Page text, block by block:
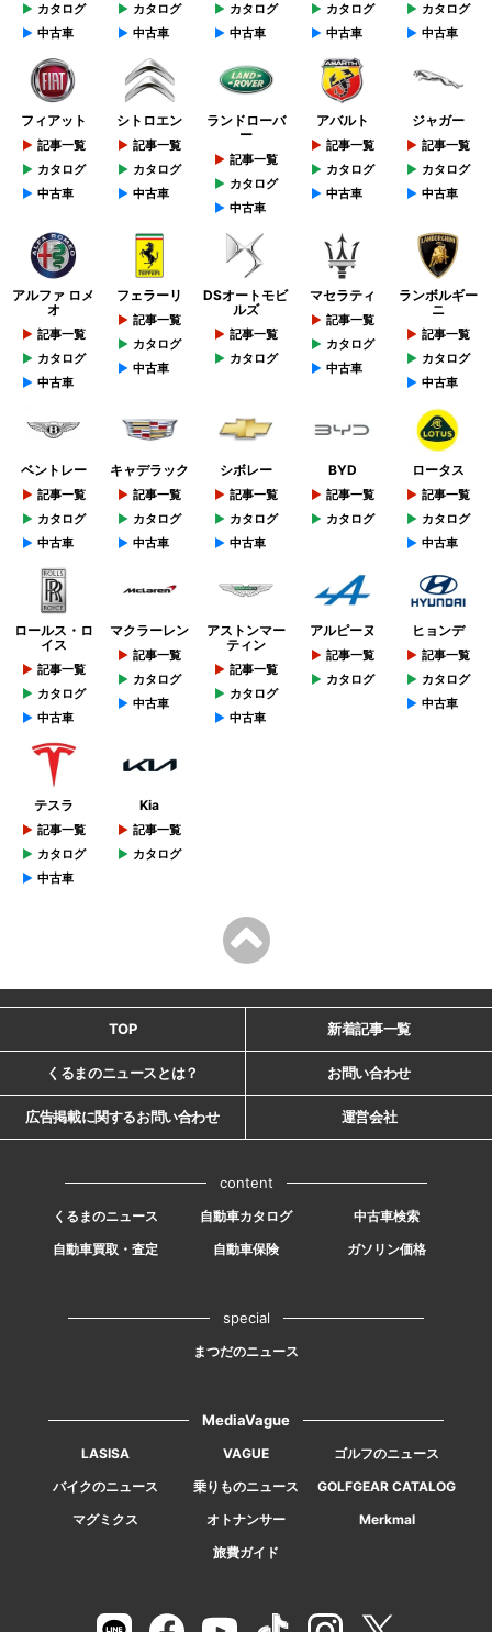
カタログ
中古車
カタログ
中古車
カタログ
中古車
カタログ
中古車
カタログ
中古車
フィアット
記事一覧
カタログ
中古車
シトロエン
記事一覧
カタログ
中古車
ランドローバ
ー
記事一覧
カタログ
中古車
アバルト
記事一覧
カタログ
中古車
ジャガー
記事一覧
カタログ
中古車
アルファ ロメ
オ
記事一覧
カタログ
中古車
フェラーリ
記事一覧
カタログ
中古車
DSオートモビ
ルズ
記事一覧
カタログ
マセラティ
記事一覧
カタログ
中古車
ランボルギー
ニ
記事一覧
カタログ
中古車
ベントレー
記事一覧
カタログ
中古車
キャデラック
記事一覧
カタログ
中古車
シボレー
記事一覧
カタログ
中古車
BYD
記事一覧
カタログ
ロータス
記事一覧
カタログ
中古車
ロールス・ロ
イス
記事一覧
カタログ
中古車
マクラーレン
記事一覧
カタログ
中古車
アストンマー
ティン
記事一覧
カタログ
中古車
アルピーヌ
記事一覧
カタログ
ヒョンデ
記事一覧
カタログ
中古車
テスラ
記事一覧
カタログ
中古車
Kia
記事一覧
カタログ
TOP 新着記事一覧
くるまのニュースとは？ お問い合わせ
広告掲載に関するお問い合わせ 運営会社
content
くるまのニュース 自動車カタログ
中古車検索
自動車買取・査定
自動車保険 ガソリン価格
special
まつだのニュース
MediaVague
LASISA VAGUE
ゴルフのニュース
バイクのニュース
乗りものニュース
GOLFGEAR CATALOG
マグミクス
オトナンサー
Merkmal
旅費ガイド